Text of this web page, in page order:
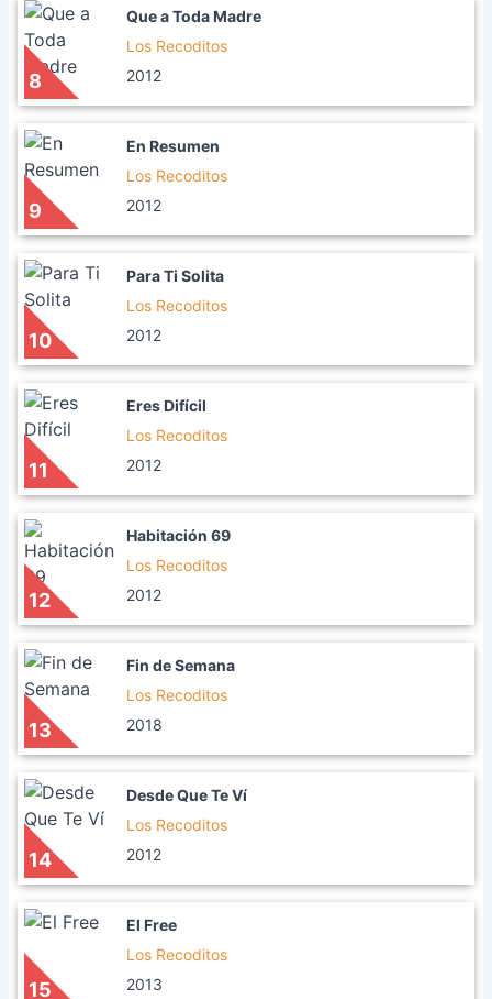
8
Que a Toda Madre
Los Recoditos
2012
9
En Resumen
Los Recoditos
2012
10
Para Ti Solita
Los Recoditos
2012
11
Eres Difícil
Los Recoditos
2012
12
Habitación 69
Los Recoditos
2012
13
Fin de Semana
Los Recoditos
2018
14
Desde Que Te Ví
Los Recoditos
2012
15
El Free
Los Recoditos
2013